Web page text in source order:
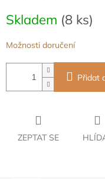
cena:
Skladem (8 ks)
Možnosti doručení
Přidat
ZEPTAT SE